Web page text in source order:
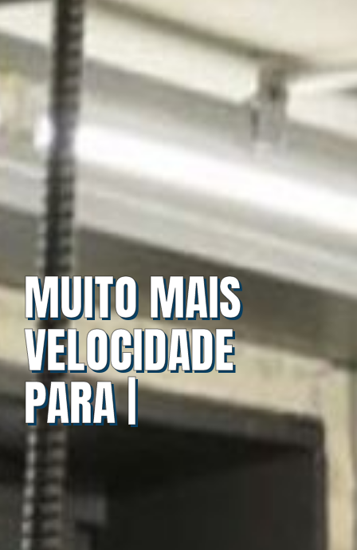
MUITO MAIS
VELOCIDADE
PARA SUA EM|